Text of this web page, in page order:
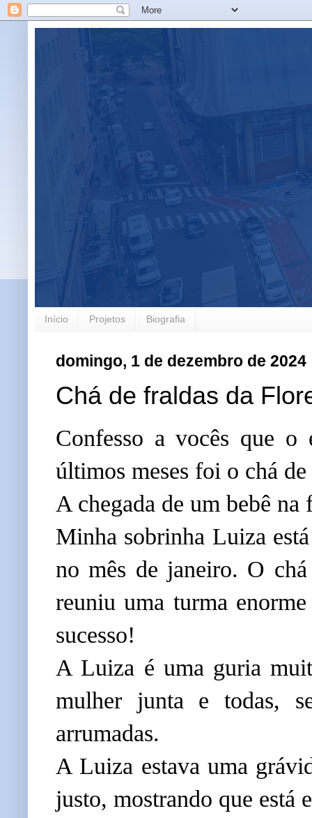
Início Projetos Biografia
domingo, 1 de dezembro de 2024
Chá de fraldas da
Confesso a vocês que o
últimos meses foi o chá
A chegada de um bebê
Minha sobrinha Luiza
no mês de janeiro. O
reuniu uma turma
sucesso!
A Luiza é uma guria
mulher junta e todas,
arrumadas.
A Luiza estava uma
justo, mostrando que está